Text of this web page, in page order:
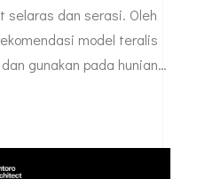
selaras dan serasi. Oleh
model teralis
gunakan pada hunian…